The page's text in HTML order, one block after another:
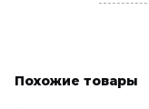
Похожие товары